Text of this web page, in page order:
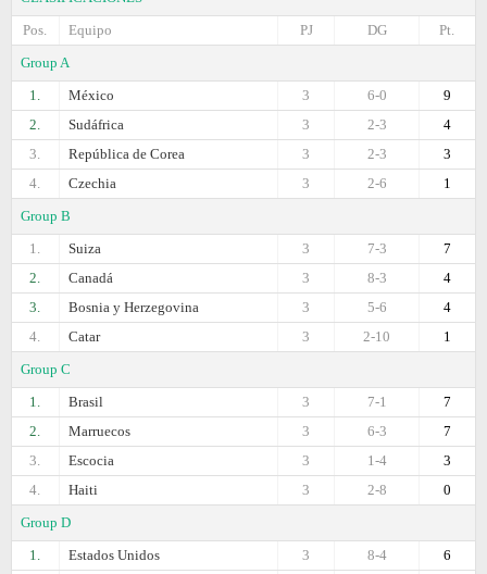
Pos.
Equipo Pt.
DG
PJ
Group A
1.
México 9
6-0
3
2.
Sudáfrica 4
2-3
3
3.
República de Corea 3
2-3
3
4.
Czechia 1
2-6
3
Group B
1.
Suiza 7
7-3
3
2.
Canadá 4
8-3
3
3.
Bosnia y Herzegovina 4
5-6
3
4.
Catar 1
2-10
3
Group C
1.
Brasil 7
7-1
3
2.
Marruecos 7
6-3
3
3.
Escocia 3
1-4
3
4.
Haiti 0
2-8
3
Group D
1.
Estados Unidos 6
8-4
3